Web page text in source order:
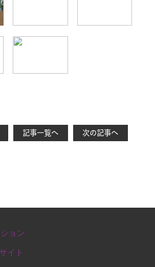
記事一覧へ 次の記事へ